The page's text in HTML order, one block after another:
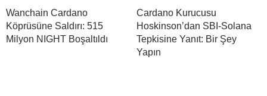
Wanchain Cardano
Köprüsüne Saldırı: 515
Milyon NIGHT Boşaltıldı
Cardano Kurucusu
Hoskinson’dan SBI-Solana
Tepkisine Yanıt: Bir Şey
Yapın